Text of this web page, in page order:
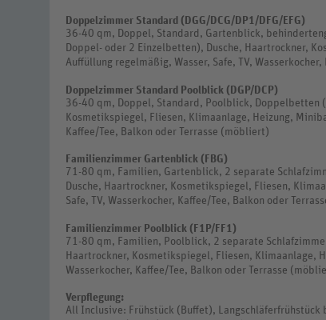
Doppelzimmer Standard (DGG/DCG/DP1/DFG/EFG)
36-40 qm, Doppel, Standard, Gartenblick,
Doppel- oder 2 Einzelbetten), Dusche, Haartrockner,
Auffüllung regelmäßig, Wasser, Safe, TV,
Doppelzimmer Standard Poolblick (DGP/DCP)
36-40 qm, Doppel, Standard, Poolblick, Doppelbetten
Kosmetikspiegel, Fliesen, Klimaanlage, Heizung,
Kaffee/Tee, Balkon oder Terrasse (möbliert)
Familienzimmer Gartenblick (FBG)
71-80 qm, Familien, Gartenblick, 2 separate
Dusche, Haartrockner, Kosmetikspiegel, Fliesen,
Safe, TV, Wasserkocher, Kaffee/Tee, Balkon oder
Familienzimmer Poolblick (F1P/FF1)
71-80 qm, Familien, Poolblick, 2 separate
Haartrockner, Kosmetikspiegel, Fliesen, Klimaanlage,
Wasserkocher, Kaffee/Tee, Balkon oder Terrasse
Verpflegung:
All Inclusive: Frühstück (Buffet),